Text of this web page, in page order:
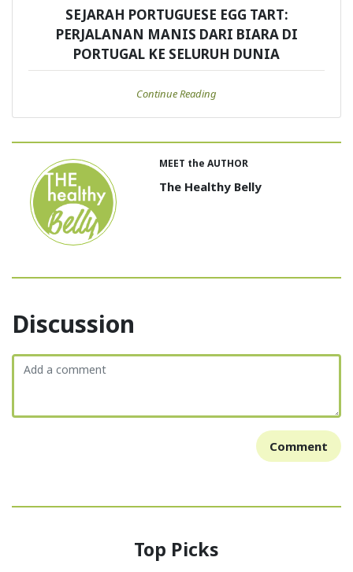
SEJARAH PORTUGUESE EGG TART:
PERJALANAN MANIS DARI BIARA DI
PORTUGAL KE SELURUH DUNIA
Continue Reading
MEET the AUTHOR
The Healthy Belly
Discussion
Comment
Top Picks